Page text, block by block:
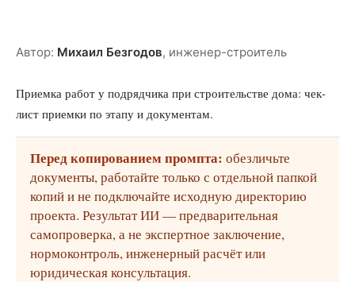
Автор: Михаил Безгодов, инженер-строитель
Приемка работ у подрядчика при строительстве дома: чек-
лист приемки по этапу и документам.
Перед копированием промпта: обезличьте
документы, работайте только с отдельной папкой
копий и не подключайте исходную директорию
проекта. Результат ИИ — предварительная
самопроверка, а не экспертное заключение,
нормоконтроль, инженерный расчёт или
юридическая консультация.